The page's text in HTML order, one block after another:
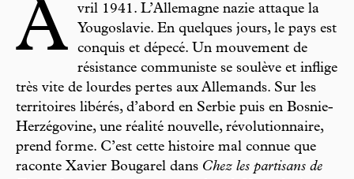
A
vril 1941. L’Allemagne nazie attaque la
Yougoslavie. En quelques jours, le pays est
conquis et dépecé. Un mouvement de
résistance communiste se soulève et inflige
très vite de lourdes pertes aux Allemands. Sur les
territoires libérés, d’abord en Serbie puis en Bosnie-
Herzégovine, une réalité nouvelle, révolutionnaire,
prend forme. C’est cette histoire mal connue que
raconte Xavier Bougarel dans Chez les partisans de